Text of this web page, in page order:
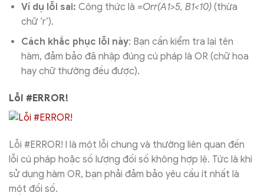
Ví dụ lỗi sai: Công thức là =Orr(A1>5, B1<10)(thừa
chữ ‘r’).
Cách khắc phục lỗi này: Bạn cần kiểm tra lại tên
hàm, đảm bảo đã nhập đúng cú pháp là OR (chữ hoa
hay chữ thường đều được).
Lỗi #ERROR!
Lỗi #ERROR! l là một lỗi chung và thường liên quan đến
lỗi cú pháp hoặc số lượng đối số không hợp lệ. Tức là khi
sử dụng hàm OR, bạn phải đảm bảo yêu cầu ít nhất là
một đối số.